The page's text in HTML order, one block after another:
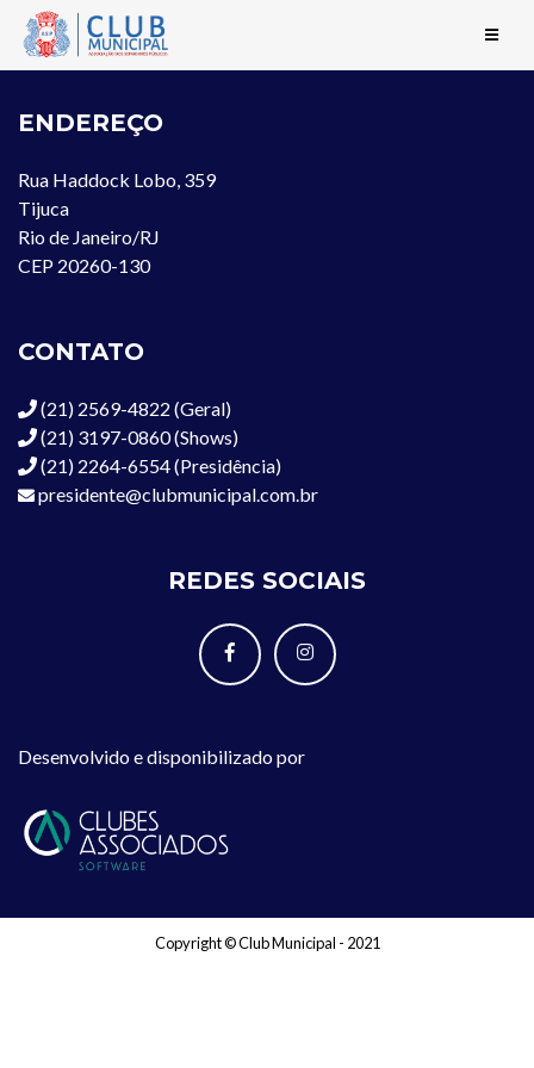
ENDEREÇO
Rua Haddock Lobo, 359
Tijuca
Rio de Janeiro/RJ
CEP 20260-130
CONTATO
(21) 2569-4822 (Geral)
(21) 3197-0860 (Shows)
(21) 2264-6554 (Presidência)
presidente@clubmunicipal.com.br
REDES SOCIAIS
Desenvolvido e disponibilizado por
Copyright © Club Municipal - 2021